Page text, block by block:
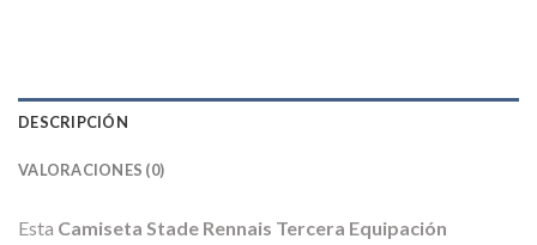
DESCRIPCIÓN
VALORACIONES (0)
Esta Camiseta Stade Rennais Tercera Equipación